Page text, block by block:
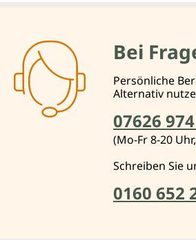
Bei
Persönliche
Alternativ
07626
(Mo-Fr 8-20
Schreiben Sie
0160 652